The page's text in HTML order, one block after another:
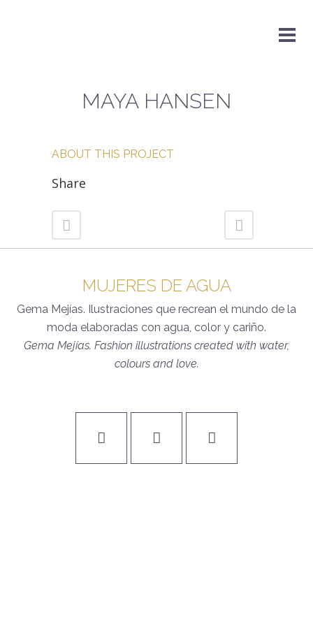
MAYA HANSEN
ABOUT THIS PROJECT
Share
MUJERES DE AGUA
Gema Mejías. Ilustraciones que recrean el mundo de la
moda elaboradas con agua, color y cariño.
Gema Mejías. Fashion illustrations created with water,
colours and love.